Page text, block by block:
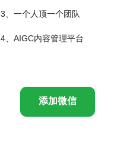
3、一个人顶一个团队
4、AIGC内容管理平台
添加微信